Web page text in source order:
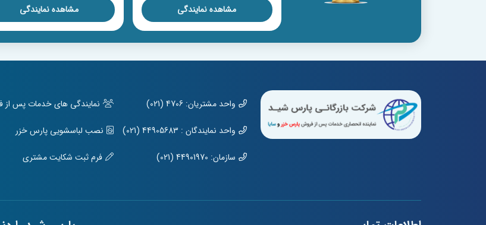
مشاهده نمایندگی مشاهده نمایندگی
واحد مشتریان: 4706 (021)
واحد نمایندگان : 44905683 (021)
سازمان: 44901970 (021)
نمایندگی های خدمات پس از
نصب لباسشویی پارس خزر
فرم ثبت شکایت مشتری